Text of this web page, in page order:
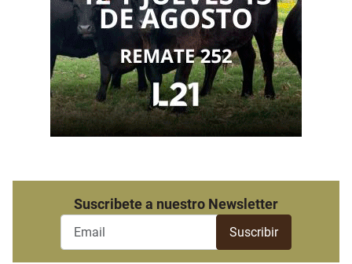
Suscribete a nuestro Newsletter